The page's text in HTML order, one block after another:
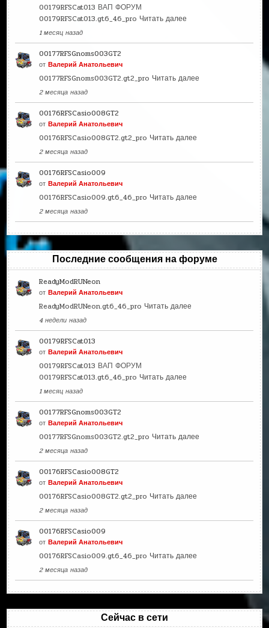
00179RFSCat013 ВАП ФОРУМ
00179RFSCat013.gt6_46_pro Читать далее
1 месяц назад
00177RFSGnoms003GT2
отВалерий Анатольевич
00177RFSGnoms003GT2.gt2_pro Читать далее
2 месяца назад
00176RFSCasio008GT2
отВалерий Анатольевич
00176RFSCasio008GT2.gt2_pro Читать далее
2 месяца назад
00176RFSCasio009
отВалерий Анатольевич
00176RFSCasio009.gt6_46_pro Читать далее
2 месяца назад
Последние сообщения на форуме
ReadyModRUNeon
отВалерий Анатольевич
ReadyModRUNeon.gt6_46_pro Читать далее
4 недели назад
00179RFSCat013
отВалерий Анатольевич
00179RFSCat013 ВАП ФОРУМ
00179RFSCat013.gt6_46_pro Читать далее
1 месяц назад
00177RFSGnoms003GT2
отВалерий Анатольевич
00177RFSGnoms003GT2.gt2_pro Читать далее
2 месяца назад
00176RFSCasio008GT2
отВалерий Анатольевич
00176RFSCasio008GT2.gt2_pro Читать далее
2 месяца назад
00176RFSCasio009
отВалерий Анатольевич
00176RFSCasio009.gt6_46_pro Читать далее
2 месяца назад
Сейчас в сети